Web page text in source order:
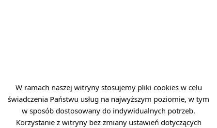
W ramach naszej witryny stosujemy pliki cookies w celu
świadczenia Państwu usług na najwyższym poziomie, w tym
w sposób dostosowany do indywidualnych potrzeb.
Korzystanie z witryny bez zmiany ustawień dotyczących